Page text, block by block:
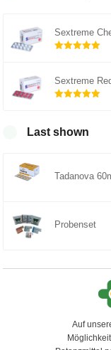
Sextreme
Sextreme
Last shown
Tadanova
Probenset
Auf